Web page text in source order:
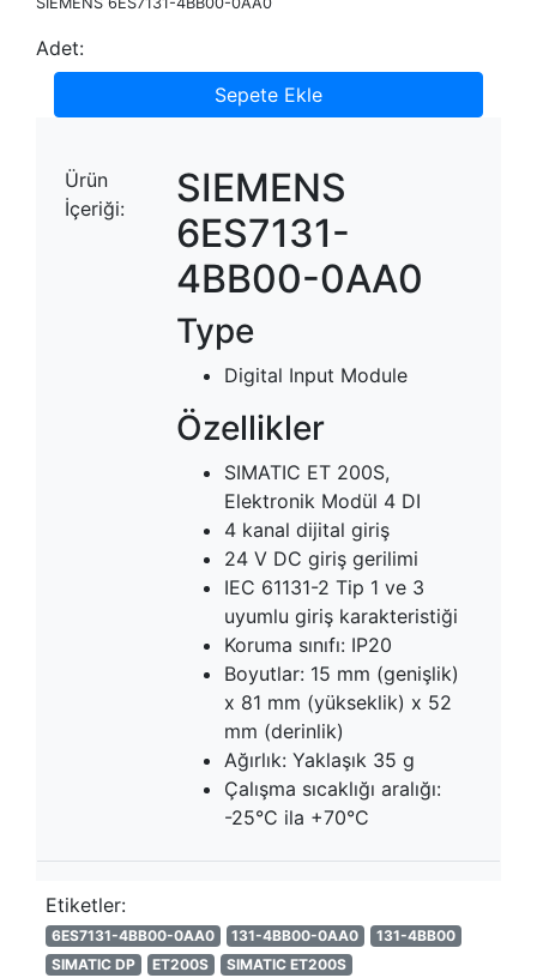
Adet:
Sepete Ekle
Ürün
İçeriği:
SIEMENS
6ES7131-
4BB00-0AA0
Type
Digital Input Module
Özellikler
SIMATIC ET 200S,
Elektronik Modül 4 DI
4 kanal dijital giriş
24 V DC giriş gerilimi
IEC 61131-2 Tip 1 ve 3
uyumlu giriş karakteristiği
Koruma sınıfı: IP20
Boyutlar: 15 mm (genişlik)
x 81 mm (yükseklik) x 52
mm (derinlik)
Ağırlık: Yaklaşık 35 g
Çalışma sıcaklığı aralığı:
-25°C ila +70°C
Etiketler:
6ES7131-4BB00-0AA0 131-4BB00-0AA0
131-4BB00
SIMATIC DP
ET200S
SIMATIC ET200S